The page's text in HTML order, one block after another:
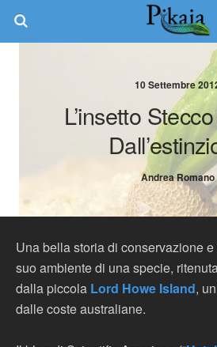
10 Settembre
L’insetto
Andrea Romano
Una bella storia di conservazione
suo ambiente di una specie,
dalla piccola Lord Howe Island,
dalle coste australiane.